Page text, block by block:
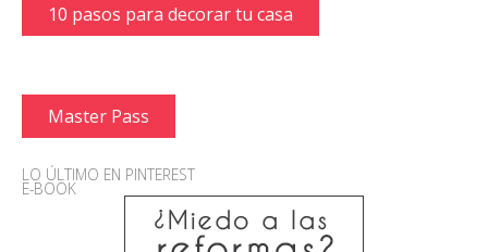
10 pasos para decorar tu casa
Master Pass
LO ÚLTIMO EN PINTEREST
E-BOOK